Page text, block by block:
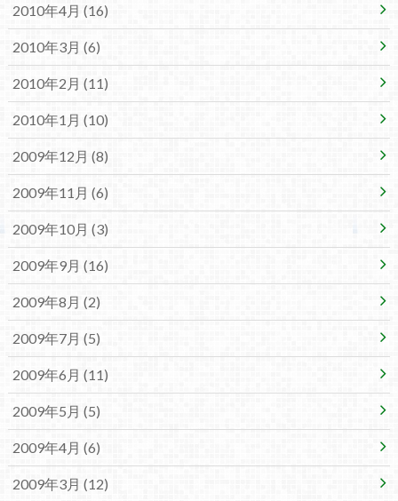
2010年4月 (16)
2010年3月 (6)
2010年2月 (11)
2010年1月 (10)
2009年12月 (8)
2009年11月 (6)
2009年10月 (3)
2009年9月 (16)
2009年8月 (2)
2009年7月 (5)
2009年6月 (11)
2009年5月 (5)
2009年4月 (6)
2009年3月 (12)